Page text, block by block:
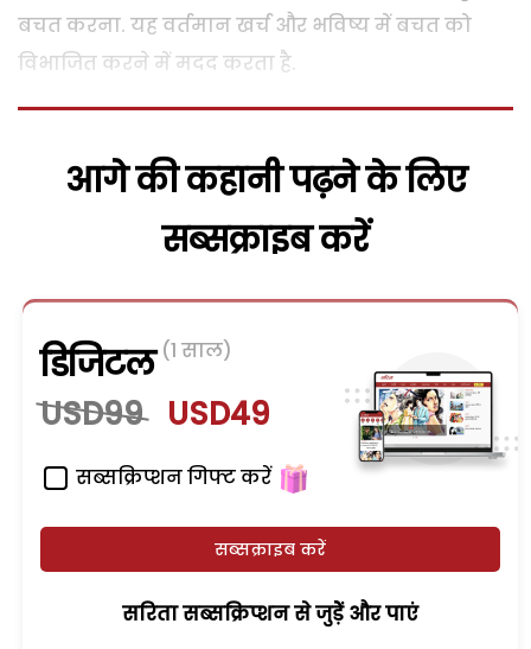
बचत करना. यह वर्तमान खर्च और भविष्य में बचत को
विभाजित करने में मदद करता है.
आगे की कहानी पढ़ने के लिए
सब्सक्राइब करें
डिजिटल (1 साल)
USD99 USD49
सब्सक्रिप्शन गिफ्ट करें
सब्सक्राइब करें
सरिता सब्सक्रिप्शन से जुड़ेें और पाएं